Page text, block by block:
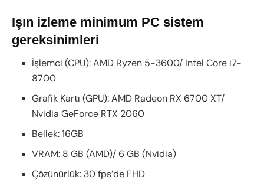
Işın izleme minimum PC sistem
gereksinimleri
İşlemci (CPU): AMD Ryzen 5-3600/ Intel Core i7-
8700
Grafik Kartı (GPU): AMD Radeon RX 6700 XT/
Nvidia GeForce RTX 2060
Bellek: 16GB
VRAM: 8 GB (AMD)/ 6 GB (Nvidia)
Çözünürlük: 30 fps’de FHD